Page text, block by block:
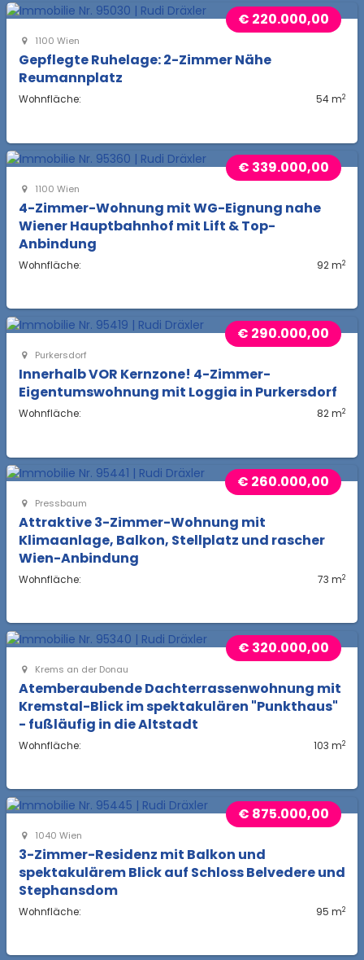
€ 220.000,00
1100 Wien
Gepflegte Ruhelage: 2-Zimmer Nähe
Reumannplatz
Wohnfläche: 54 m2
€ 339.000,00
1100 Wien
4-Zimmer-Wohnung mit WG-Eignung nahe
Wiener Hauptbahnhof mit Lift & Top-
Anbindung
Wohnfläche: 92 m2
€ 290.000,00
Purkersdorf
Innerhalb VOR Kernzone! 4-Zimmer-
Eigentumswohnung mit Loggia in Purkersdorf
Wohnfläche: 82 m2
€ 260.000,00
Pressbaum
Attraktive 3-Zimmer-Wohnung mit
Klimaanlage, Balkon, Stellplatz und rascher
Wien-Anbindung
Wohnfläche: 73 m2
€ 320.000,00
Krems an der Donau
Atemberaubende Dachterrassenwohnung mit
Kremstal-Blick im spektakulären "Punkthaus"
- fußläufig in die Altstadt
Wohnfläche: 103 m2
€ 875.000,00
1040 Wien
3-Zimmer-Residenz mit Balkon und
spektakulärem Blick auf Schloss Belvedere und
Stephansdom
Wohnfläche: 95 m2